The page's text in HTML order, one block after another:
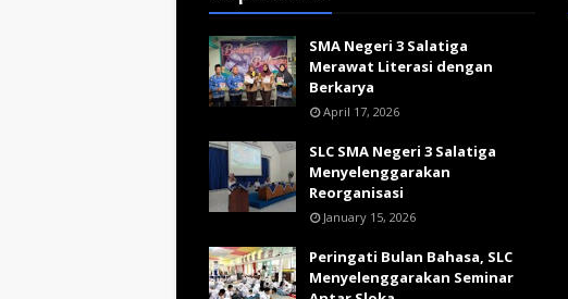
SMA Negeri 3 Salatiga
Merawat Literasi dengan
Berkarya
April 17, 2026
SLC SMA Negeri 3 Salatiga
Menyelenggarakan
Reorganisasi
January 15, 2026
Peringati Bulan Bahasa, SLC
Menyelenggarakan Seminar